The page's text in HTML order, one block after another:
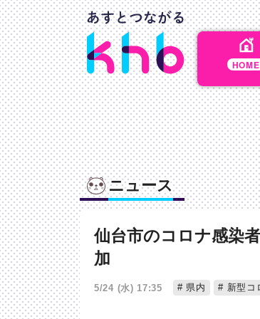
HOME
ニュース
仙台市のコロナ感染
加
5/24 (水) 17:35 県内 新型コ